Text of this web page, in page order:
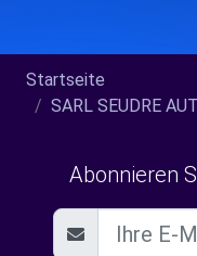
Startseite
SARL SEUDRE
Abonnieren